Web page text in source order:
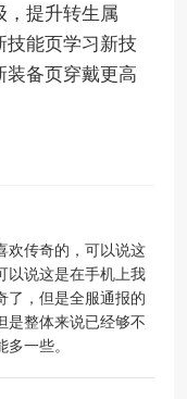
，提升转生属
技能页学习新技
装备页穿戴更高
欢传奇的，可以说这
以说这是在手机上我
了，但是全服通报的
是整体来说已经够不
一些。